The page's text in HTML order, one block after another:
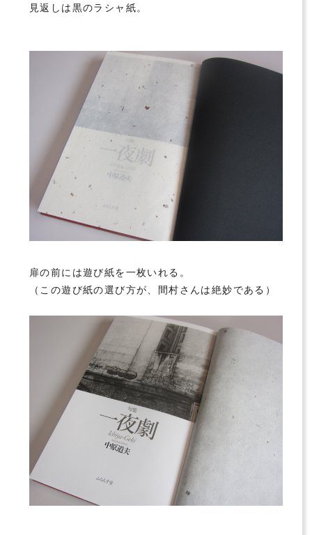
見返しは黒のラシャ紙。
扉の前には遊び紙を一枚いれる。
（この遊び紙の選び方が、間村さんは絶妙である）